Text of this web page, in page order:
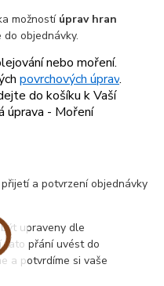
možností úprav hran
objednávky.
nebo moření.
povrchových úprav.
do košíku k Vaší
úprava - Moření
a potvrzení objednávky
upraveny dle
tato přání uvést do
a potvrdíme si vaše